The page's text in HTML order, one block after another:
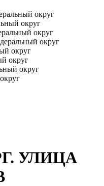
округ
округ
округ
округ
округ
округ
округ
УЛИЦА